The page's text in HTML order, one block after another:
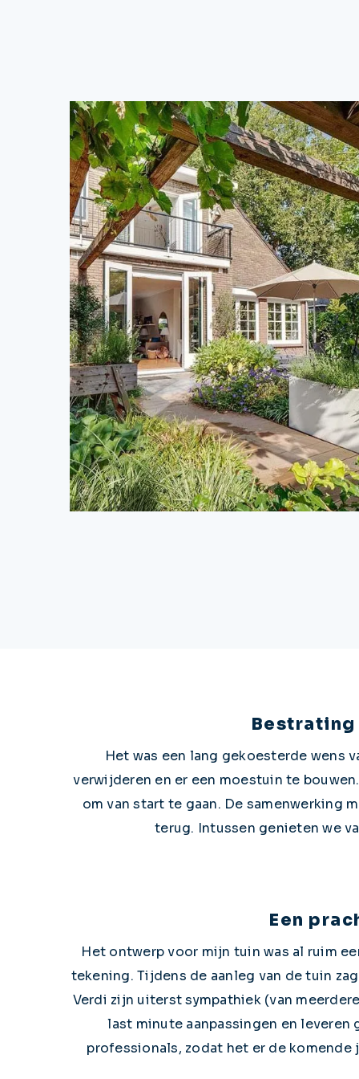
Luxueuze leeftuin
Deze tuin is meer dan alleen een buitenruimte – het is
ware verlenging van dit huis. Het ontwerp omvat niet
verschillende zithoeken, maar ook een
mix van beplanting die het hele jaar door schoonheid
interesse toevoegt aan de buitenruimte. Of je nu geniet
een moment voor jezelf of van een […]
Bekijk bericht
Bestrating
Het was een lang gekoesterde wens
verwijderen en er een moestuin te
om van start te gaan. De samenwerking
terug. Intussen genieten we
Een
Het ontwerp voor mijn tuin was al ruim
tekening. Tijdens de aanleg van de tuin
Verdi zijn uiterst sympathiek (van
last minute aanpassingen en
professionals, zodat het er de